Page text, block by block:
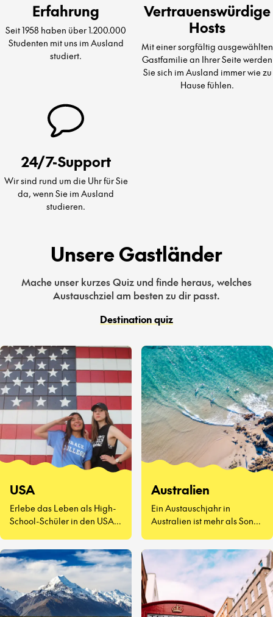
Erfahrung
Seit 1958 haben über 1.200.000
Studenten mit uns im Ausland
studiert.
Vertrauenswürdige
Hosts
Mit einer sorgfältig ausgewählten
Gastfamilie an Ihrer Seite werden
Sie sich im Ausland immer wie zu
Hause fühlen.
24/7-Support
Wir sind rund um die Uhr für Sie
da, wenn Sie im Ausland
studieren.
Unsere Gastländer
Mache unser kurzes Quiz und finde heraus, welches
Austauschziel am besten zu dir passt.
Destination quiz
USA
Erlebe das Leben als High-
School-Schüler in den USA –
Australien
Ein Austauschjahr in
Australien ist mehr als Sonne
kennenzulernen, Vegemite
zu probieren (ja, wirklich)
und zu erleben, wie sich der
Schulalltag auf der anderen
Seite der Welt anfühlt.